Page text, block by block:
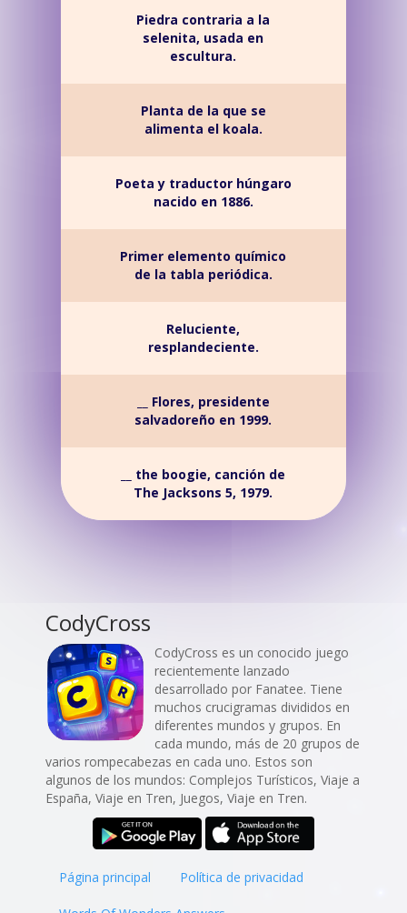
Piedra contraria a la
selenita, usada en
escultura.
Planta de la que se
alimenta el koala.
Poeta y traductor húngaro
nacido en 1886.
Primer elemento químico
de la tabla periódica.
Reluciente,
resplandeciente.
__ Flores, presidente
salvadoreño en 1999.
__ the boogie, canción de
The Jacksons 5, 1979.
CodyCross
CodyCross es un conocido juego
recientemente lanzado
desarrollado por Fanatee. Tiene
muchos crucigramas divididos en
diferentes mundos y grupos. En
cada mundo, más de 20 grupos de
varios rompecabezas en cada uno. Estos son
algunos de los mundos: Complejos Turísticos, Viaje a
España, Viaje en Tren, Juegos, Viaje en Tren.
Página principal Política de privacidad